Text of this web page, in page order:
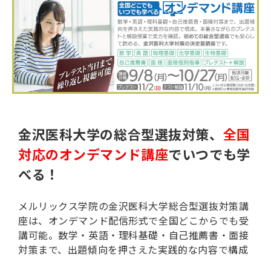
金沢医科大学の総合型選抜対策、 全国
対応のオンデマンド講座でいつでも学
べる！
メルリックス学院の金沢医科大学総合型選抜対策講
座は、オンデマンド配信形式で全国どこからでも受
講可能。数学・英語・理科基礎・自己推薦書・面接
対策まで、出題傾向を押さえた実践的な内容で構成